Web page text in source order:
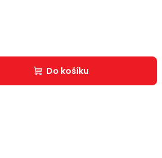
Do košíku